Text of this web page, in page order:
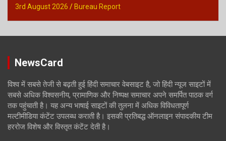
3rd August 2026 Bureau Report
NewsCard
विश्व में सबसे तेजी से बढ़ती हुई हिंदी समाचार वेबसाइट है, जो हिंदी न्यूज साइटों में
सबसे अधिक विश्वसनीय, प्रामाणिक और निष्पक्ष समाचार अपने समर्पित पाठक वर्ग
तक पहुंचाती है। यह अन्य भाषाई साइटों की तुलना में अधिक विविधतापूर्ण
मल्टीमीडिया कंटेंट उपलब्ध कराती है। इसकी प्रतिबद्ध ऑनलाइन संपादकीय टीम
हररोज विशेष और विस्तृत कंटेंट देती है।